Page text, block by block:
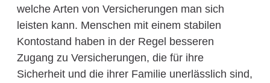
welche Arten von Versicherungen man sich
leisten kann. Menschen mit einem stabilen
Kontostand haben in der Regel besseren
Zugang zu Versicherungen, die für ihre
Sicherheit und die ihrer Familie unerlässlich sind,